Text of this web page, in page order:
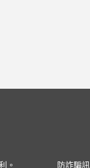
。 防詐騙